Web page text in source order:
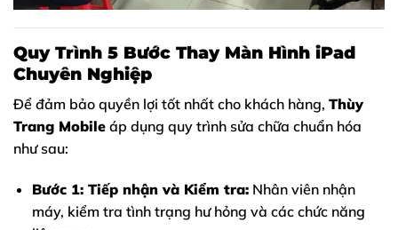
Quy Trình 5 Bước Thay Màn Hình iPad
Chuyên Nghiệp
Để đảm bảo quyền lợi tốt nhất cho khách hàng, Thùy
Trang Mobile áp dụng quy trình sửa chữa chuẩn hóa
như sau:
Bước 1: Tiếp nhận và Kiểm tra:Nhân viên nhận
máy, kiểm tra tình trạng hư hỏng và các chức năng